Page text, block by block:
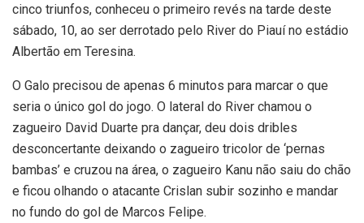
cinco triunfos, conheceu o primeiro revés na tarde deste
sábado, 10, ao ser derrotado pelo River do Piauí no estádio
Albertão em Teresina.
O Galo precisou de apenas 6 minutos para marcar o que
seria o único gol do jogo. O lateral do River chamou o
zagueiro David Duarte pra dançar, deu dois dribles
desconcertante deixando o zagueiro tricolor de ‘pernas
bambas’ e cruzou na área, o zagueiro Kanu não saiu do chão
e ficou olhando o atacante Crislan subir sozinho e mandar
no fundo do gol de Marcos Felipe.